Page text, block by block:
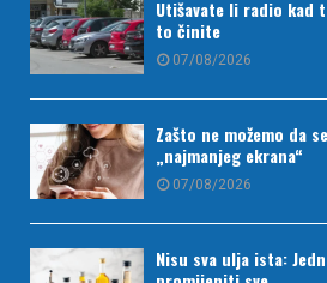
Utišavate li radio kad
to činite
07/08/2026
Zašto ne možemo da
„najmanjeg ekrana“
07/08/2026
Nisu sva ulja ista: